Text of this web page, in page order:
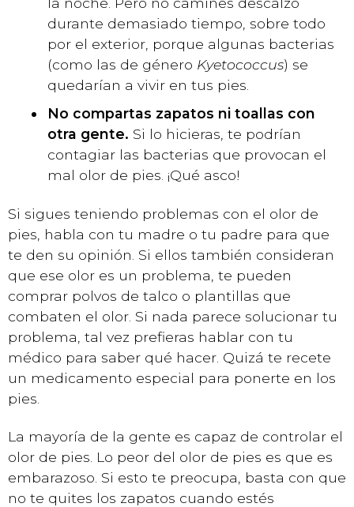
durante demasiado tiempo, sobre todo
por el exterior, porque algunas bacterias
(como las de género Kyetococcus) se
quedarían a vivir en tus pies.
No compartas zapatos ni toallas con
otra gente. Si lo hicieras, te podrían
contagiar las bacterias que provocan el
mal olor de pies. ¡Qué asco!
Si sigues teniendo problemas con el olor de
pies, habla con tu madre o tu padre para que
te den su opinión. Si ellos también consideran
que ese olor es un problema, te pueden
comprar polvos de talco o plantillas que
combaten el olor. Si nada parece solucionar tu
problema, tal vez prefieras hablar con tu
médico para saber qué hacer. Quizá te recete
un medicamento especial para ponerte en los
pies.
La mayoría de la gente es capaz de controlar el
olor de pies. Lo peor del olor de pies es que es
embarazoso. Si esto te preocupa, basta con que
no te quites los zapatos cuando estés